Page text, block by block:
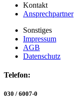
Kontakt
Ansprechpartner
Sonstiges
Impressum
AGB
Datenschutz
Telefon:
030 / 6007-0